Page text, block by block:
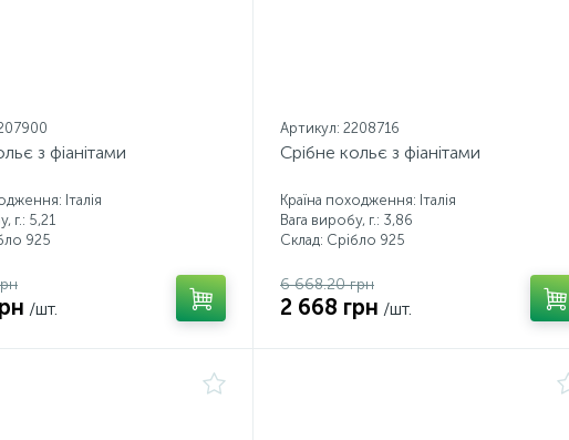
з фіанітами
Італія
г.: 5,21
925
/шт.
Артикул: 2208716
Срібне кольє з фіанітами
Країна походження: Італія
Вага виробу, г.: 3,86
Склад: Срібло 925
6 668.20 грн
2 668 грн /шт.